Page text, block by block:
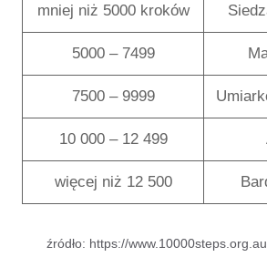
mniej niż 5000 kroków
5000 – 7499
7500 – 9999
10 000 – 12 499
więcej niż 12 500
źródło: https://